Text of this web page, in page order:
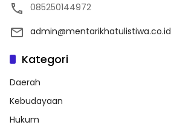
085250144972
admin@mentarikhatulistiwa.co.id
Kategori
Daerah
Kebudayaan
Hukum